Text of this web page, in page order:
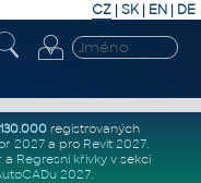
CZ | SK| EN | DE
registrovaných
2027a pro Revit 2027.
a Regresní křivkyv sekci
2027.